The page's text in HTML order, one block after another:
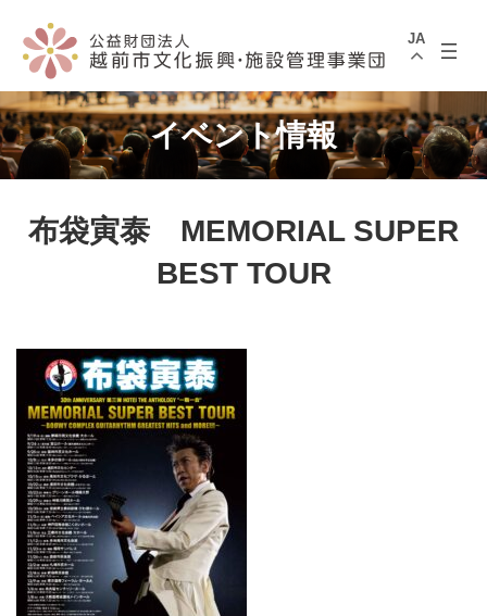
へ
ス
キ
ッ
プ
ョ
ン
に
移
動
JA
イベント情報
布袋寅泰 MEMORIAL SUPER
BEST TOUR